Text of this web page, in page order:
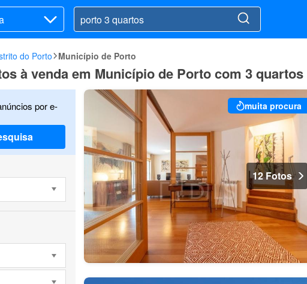
do Porto Município de Porto
à venda em Município de Porto com 3 quartos
por e-
muita procura
12 Fotos